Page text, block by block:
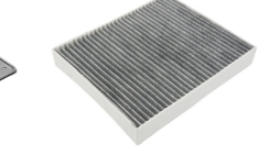
Автозапчасти для кузова
Wuling